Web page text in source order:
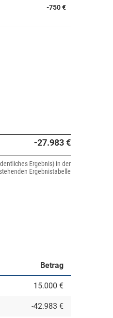
-750 €
-27.983 €
Ergebnis) in der
Ergebnistabelle
Betrag
15.000 €
-42.983 €